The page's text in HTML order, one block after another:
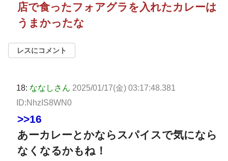
店で食ったフォアグラを入れたカレーは
うまかったな
レスにコメント
18: ななしさん 2025/01/17(金) 03:17:48.381
ID:NhzIS8WN0
>>16
あーカレーとかならスパイスで気になら
なくなるかもね！